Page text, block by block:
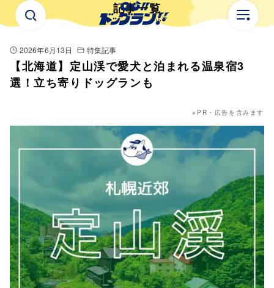
記事一覧
公開日：
2026年6月13日 特集記事
【北海道】定山渓で愛犬と泊まれる温泉宿3
選！立ち寄りドッグランも
※PR・広告を含みます